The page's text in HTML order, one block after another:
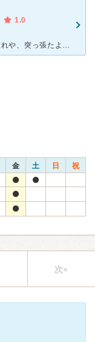
1.0
3年程前に受診しました。首から喉にかけて腫れや、突っ張たような、寝返りしても違和感がありまずは、内科と思って。診察室に入るなり、上から目線な感じで。 上の説明を私がすると、話しが終わるや
金 土 日 祝
次»